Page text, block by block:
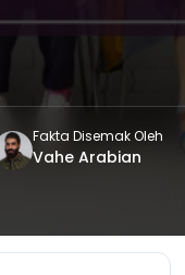
Fakta Disemak Oleh
Vahe Arabian